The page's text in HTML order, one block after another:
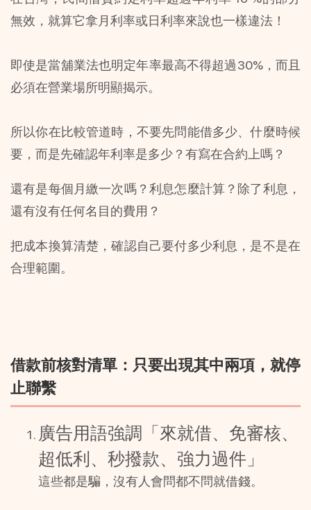
無效，就算它拿月利率或日利率來說也一樣違法！
即使是當舖業法也明定年率最高不得超過30%，而且
必須在營業場所明顯揭示。
所以你在比較管道時，不要先問能借多少、什麼時候
要，而是先確認年利率是多少？有寫在合約上嗎？
還有是每個月繳一次嗎？利息怎麼計算？除了利息，
還有沒有任何名目的費用？
把成本換算清楚，確認自己要付多少利息，是不是在
合理範圍。
借款前核對清單：只要出現其中兩項，就停
止聯繫
廣告用語強調「來就借、免審核、
超低利、秒撥款、強力過件」
這些都是騙，沒有人會問都不問就借錢。